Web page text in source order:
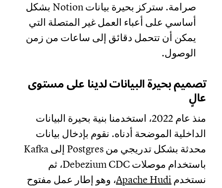
صرامة. ستركز بحيرة بيانات Notion بشكل
أساسي على أعباء العمل غير المتصلة التي
يمكن أن تتحمل دقائق إلى ساعات من زمن
الوصول.
تصميم بحيرة البيانات لدينا على مستوى
عالٍ
منذ عام 2022، استخدمنا بنية بحيرة البيانات
الداخلية الموضحة أدناه. نقوم بإدخال بيانات
محدثة بشكل تدريجي من Postgres إلى Kafka
باستخدام موصلات Debezium CDC، ثم
نستخدمApache Hudi، وهو إطار عمل مفتوح